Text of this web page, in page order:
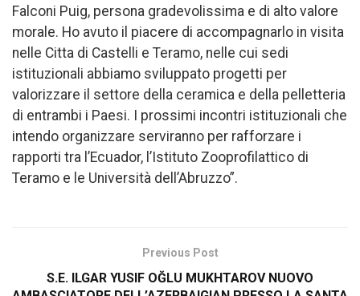
Falconi Puig, persona gradevolissima e di alto valore
morale. Ho avuto il piacere di accompagnarlo in visita
nelle Citta di Castelli e Teramo, nelle cui sedi
istituzionali abbiamo sviluppato progetti per
valorizzare il settore della ceramica e della pelletteria
di entrambi i Paesi. I prossimi incontri istituzionali che
intendo organizzare serviranno per rafforzare i
rapporti tra l’Ecuador, l’Istituto Zooprofilattico di
Teramo e le Università dell’Abruzzo”.
Previous Post
S.E. ILGAR YUSIF OĞLU MUKHTAROV NUOVO